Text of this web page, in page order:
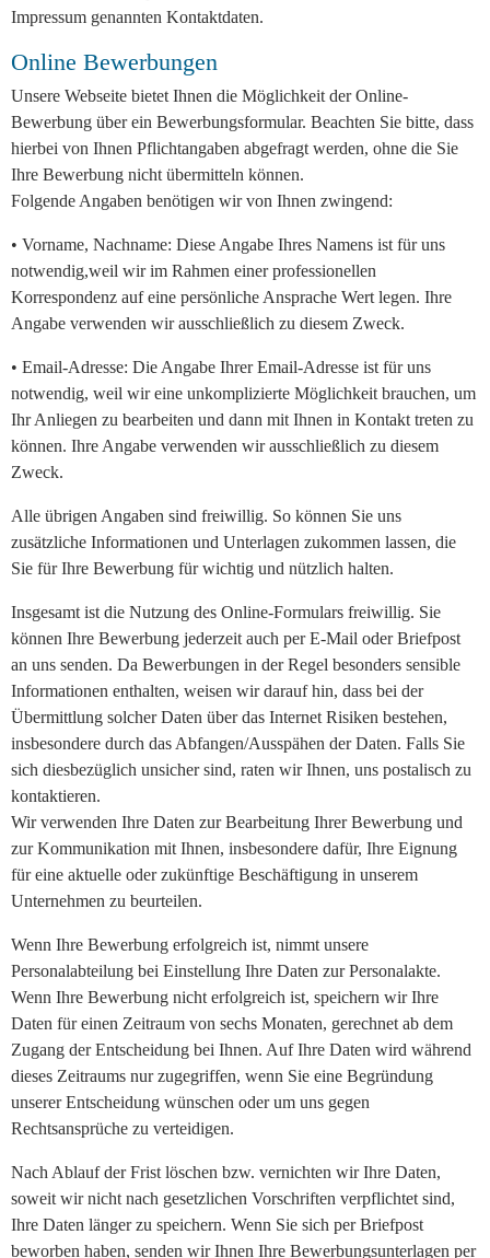
Impressum genannten Kontaktdaten.
Online Bewerbungen
Unsere Webseite bietet Ihnen die Möglichkeit der Online-
Bewerbung über ein Bewerbungsformular. Beachten Sie bitte, dass
hierbei von Ihnen Pflichtangaben abgefragt werden, ohne die Sie
Ihre Bewerbung nicht übermitteln können.
Folgende Angaben benötigen wir von Ihnen zwingend:
• Vorname, Nachname: Diese Angabe Ihres Namens ist für uns
notwendig,weil wir im Rahmen einer professionellen
Korrespondenz auf eine persönliche Ansprache Wert legen. Ihre
Angabe verwenden wir ausschließlich zu diesem Zweck.
• Email-Adresse: Die Angabe Ihrer Email-Adresse ist für uns
notwendig, weil wir eine unkomplizierte Möglichkeit brauchen, um
Ihr Anliegen zu bearbeiten und dann mit Ihnen in Kontakt treten zu
können. Ihre Angabe verwenden wir ausschließlich zu diesem
Zweck.
Alle übrigen Angaben sind freiwillig. So können Sie uns
zusätzliche Informationen und Unterlagen zukommen lassen, die
Sie für Ihre Bewerbung für wichtig und nützlich halten.
Insgesamt ist die Nutzung des Online-Formulars freiwillig. Sie
können Ihre Bewerbung jederzeit auch per E-Mail oder Briefpost
an uns senden. Da Bewerbungen in der Regel besonders sensible
Informationen enthalten, weisen wir darauf hin, dass bei der
Übermittlung solcher Daten über das Internet Risiken bestehen,
insbesondere durch das Abfangen/Ausspähen der Daten. Falls Sie
sich diesbezüglich unsicher sind, raten wir Ihnen, uns postalisch zu
kontaktieren.
Wir verwenden Ihre Daten zur Bearbeitung Ihrer Bewerbung und
zur Kommunikation mit Ihnen, insbesondere dafür, Ihre Eignung
für eine aktuelle oder zukünftige Beschäftigung in unserem
Unternehmen zu beurteilen.
Wenn Ihre Bewerbung erfolgreich ist, nimmt unsere
Personalabteilung bei Einstellung Ihre Daten zur Personalakte.
Wenn Ihre Bewerbung nicht erfolgreich ist, speichern wir Ihre
Daten für einen Zeitraum von sechs Monaten, gerechnet ab dem
Zugang der Entscheidung bei Ihnen. Auf Ihre Daten wird während
dieses Zeitraums nur zugegriffen, wenn Sie eine Begründung
unserer Entscheidung wünschen oder um uns gegen
Rechtsansprüche zu verteidigen.
Nach Ablauf der Frist löschen bzw. vernichten wir Ihre Daten,
soweit wir nicht nach gesetzlichen Vorschriften verpflichtet sind,
Ihre Daten länger zu speichern. Wenn Sie sich per Briefpost
beworben haben, senden wir Ihnen Ihre Bewerbungsunterlagen per